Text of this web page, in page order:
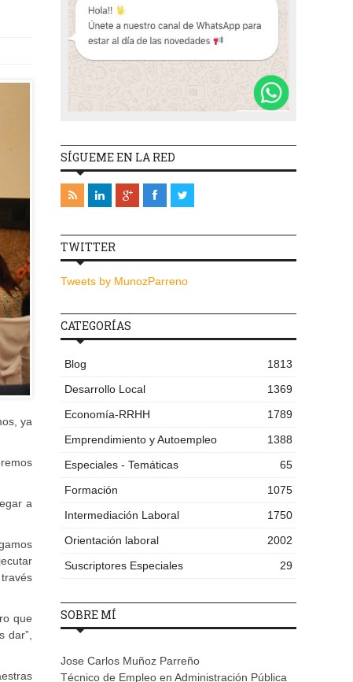
ya
a
que
dar”,
SÍGUEME EN LA RED
TWITTER
Tweets by MunozParreno
CATEGORÍAS
Blog
1813
Desarrollo Local
1369
Economía-RRHH
1789
Emprendimiento y Autoempleo
1388
Especiales - Temáticas
65
Formación
1075
Intermediación Laboral
1750
Orientación laboral
2002
Suscriptores Especiales
29
SOBRE MÍ
Jose Carlos Muñoz Parreño
Técnico de Empleo en Administración Pública